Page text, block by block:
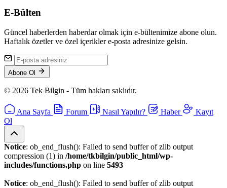
E-Bülten
Güncel haberlerden haberdar olmak için e-bültenimize abone olun.
Haftalık özetler ve özel içerikler e-posta adresinize gelsin.
Abone Ol
© 2026 Tek Bilgin - Tüm hakları saklıdır.
Ana Sayfa Forum Nasıl Yapılır? Haber
Kayıt
Ol
Notice: ob_end_flush(): Failed to send buffer of zlib output
compression (1) in /home/tkbilgin/public_html/wp-
includes/functions.php on line 5493
Notice: ob_end_flush(): Failed to send buffer of zlib output